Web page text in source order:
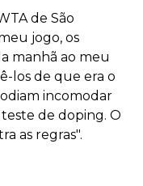
de São
jogo, os
manhã ao meu
los de que era o
incomodar
de doping. O
as regras".